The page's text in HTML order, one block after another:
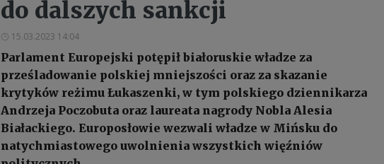
do dalszych sankcji
15.03.2023 14:04
Parlament Europejski potępił białoruskie władze za
prześladowanie polskiej mniejszości oraz za skazanie
krytyków reżimu Łukaszenki, w tym polskiego dziennikarza
Andrzeja Poczobuta oraz laureata nagrody Nobla Alesia
Białackiego. Europosłowie wezwali władze w Mińsku do
natychmiastowego uwolnienia wszystkich więźniów